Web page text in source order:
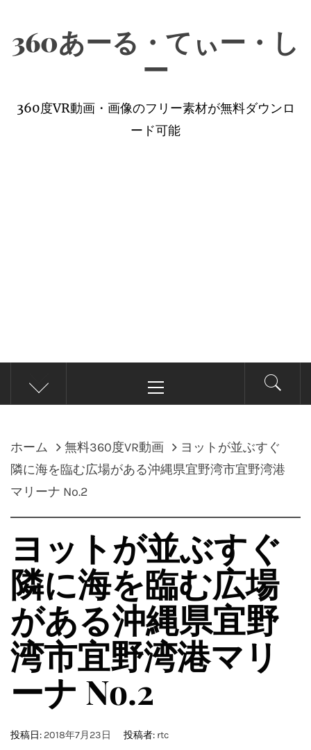
360あーる・てぃー・し
ー
360度VR動画・画像のフリー素材が無料ダウンロ
ード可能
イ
ン
ニ
ュ
ホーム 無料360度VR動画
ヨットが並ぶすぐ
隣に海を臨む広場がある沖縄県宜野湾市宜野湾港
マリーナ No.2
ヨットが並ぶすぐ
隣に海を臨む広場
がある沖縄県宜野
湾市宜野湾港マリ
ーナ No.2
投稿日: 2018年7月23日 投稿者: rtc